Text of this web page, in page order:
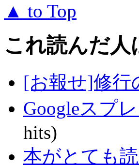
▲ to Top
これ読んだ
[お報せ]修行
Googleスプ
hits)
本がとても